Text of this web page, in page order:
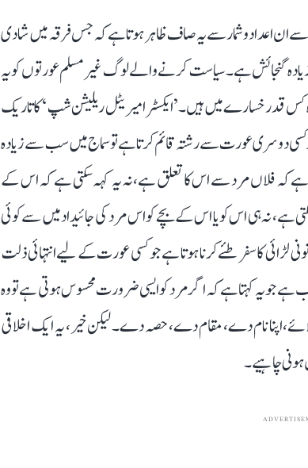
اعداد و شمار سے یہ صاف ظاہر ہوتا ہے کہ جس فرقہ میں شادی
گنجائش ہے۔ سیاست کرنے والے لوگ غیر مسلم عورتوں کو یہ
کس قدر خسارے میں ہیں۔ ’ایکسٹرا میریٹل ریلیشن شپ‘ کا تاریک
دوسری عورت سے رشتہ قائم کرتا ہے تو سماج میں سب سے زیادہ
کہ فلاں مرد سے اس کا تعلق ہے، نہ یہ کہہ سکتی ہے کہ اس کے
ہے، نہ ہی اس کو یا اس کے بچے کو اس مرد کی جائیداد میں سے کوئی
کا سفر طئے کرنا ہوتا ہے جو کسی عورت کے لیے انتہائی ذلت
جو یہ کہتا ہے کہ اگر مرد کو ایسی ضرورت محسوس ہوتی ہے تو وہ
اپنا نام دے، مقام دے، حصہ دے۔ لیکن خیر، یہ ایک اخلاقی
ہونی چاہیے۔